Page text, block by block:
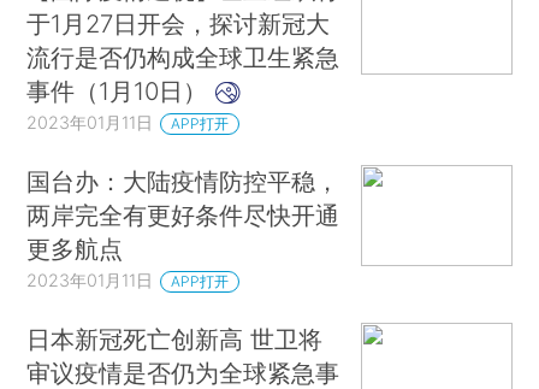
于1月27日开会，探讨新冠大
流行是否仍构成全球卫生紧急
事件（1月10日）
2023年01月11日 APP打开
国台办：大陆疫情防控平稳，
两岸完全有更好条件尽快开通
更多航点
2023年01月11日 APP打开
日本新冠死亡创新高 世卫将
审议疫情是否仍为全球紧急事